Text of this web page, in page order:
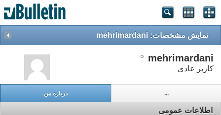
نمایش مشخصات: mehrimardani
mehrimardani
کاربر عادی
درباره من ...
اطلاعات عمومی